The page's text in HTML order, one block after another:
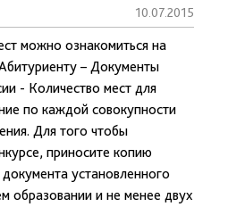
10.07.2015
можно ознакомиться на
– Документы
- Количество мест для
по каждой совокупности
Для того чтобы
приносите копию
установленного
образовании и не менее двух